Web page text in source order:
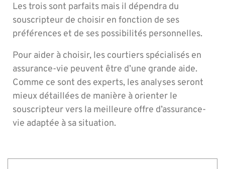
Les trois sont parfaits mais il dépendra du
souscripteur de choisir en fonction de ses
préférences et de ses possibilités personnelles.
Pour aider à choisir, les courtiers spécialisés en
assurance-vie peuvent être d’une grande aide.
Comme ce sont des experts, les analyses seront
mieux détaillées de manière à orienter le
souscripteur vers la meilleure offre d’assurance-
vie adaptée à sa situation.